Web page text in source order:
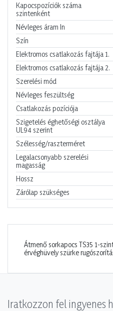
Kapocspozíciók száma
szintenként
Névleges áram In
Szín
Elektromos csatlakozás fajtája 1.
Elektromos csatlakozás fajtája 2.
Szerelési mód
Névleges feszültség
Csatlakozás pozíciója
Szigetelés éghetőségi osztálya
UL94 szerint
Szélesség/raszterméret
Legalacsonyabb szerelési
magasság
Hossz
Zárólap szükséges
Átmenő sorkapocs TS35 1-
érvéghüvely szürke
Iratkozzon fel ingyenes